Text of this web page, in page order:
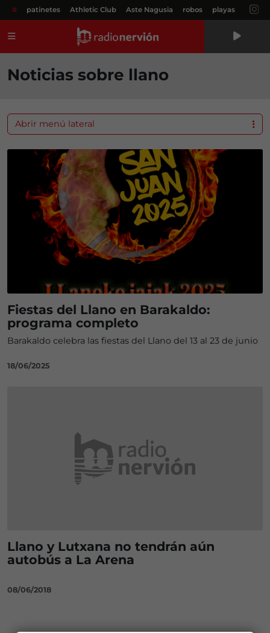
# patinetes Athletic Club Aste Nagusia robos playas
Noticias sobre llano
Fiestas del Llano en Barakaldo:
programa completo
Barakaldo celebra las fiestas del Llano del 13 al 23 de junio
18/06/2025
Llano y Lutxana no tendrán aún
autobús a La Arena
08/06/2018
Abrir menú lateral